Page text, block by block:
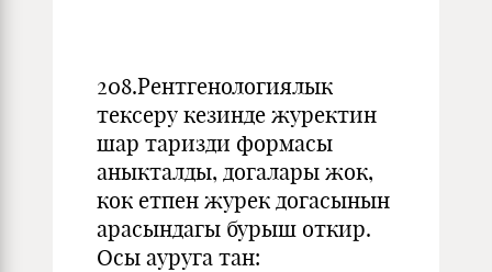
208.Рентгенологиялык
тексеру кезинде журектин
шар таризди формасы
аныкталды, догалары жок,
кок етпен журек догасынын
арасындагы бурыш откир.
Осы ауруга тан: